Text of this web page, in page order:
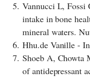
5. Vannucci L, Fossi
intake in bone
mineral waters.
6. Hhu.de Vanille -
7. Shoeb A, Chowta
of antidepressant